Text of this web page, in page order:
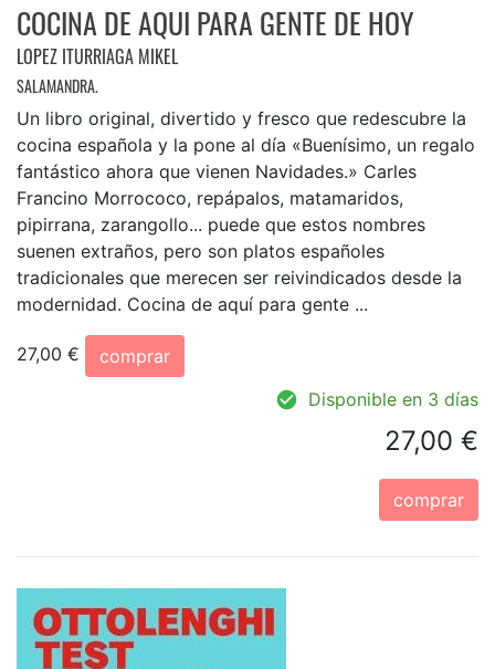
COCINA DE AQUI PARA GENTE DE HOY
LOPEZ ITURRIAGA MIKEL
SALAMANDRA.
Un libro original, divertido y fresco que redescubre la
cocina española y la pone al día «Buenísimo, un regalo
fantástico ahora que vienen Navidades.» Carles
Francino Morrococo, repápalos, matamaridos,
pipirrana, zarangollo... puede que estos nombres
suenen extraños, pero son platos españoles
tradicionales que merecen ser reivindicados desde la
modernidad. Cocina de aquí para gente ...
27,00 €
comprar
Disponible en 3 días
27,00 €
comprar